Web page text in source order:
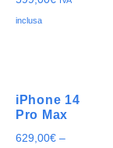
inclusa
iPhone 14
Pro Max
629,00€ –